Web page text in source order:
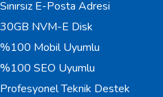
Sınırsız E-Posta Adresi
30GB NVM-E Disk
%100 Mobil Uyumlu
%100 SEO Uyumlu
Profesyonel Teknik Destek